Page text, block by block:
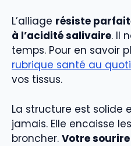
L’alliage résiste
à l’acidité salivaire. Il
temps. Pour en savoir
rubrique santé au
vos tissus.
La structure est solide
jamais. Elle encaisse
broncher. Votre